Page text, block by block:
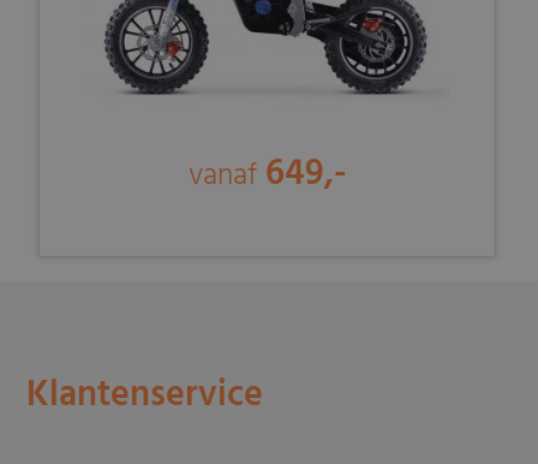
vanaf 649,-
Klantenservice